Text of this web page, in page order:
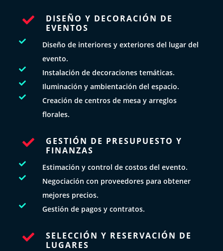

DISEÑO Y DECORACIÓN DE
EVENTOS

Diseño de interiores y exteriores del lugar del
evento.
 Instalación de decoraciones temáticas.
 Iluminación y ambientación del espacio.

Creación de centros de mesa y arreglos
florales.

GESTIÓN DE PRESUPUESTO Y
FINANZAS
 Estimación y control de costos del evento.

Negociación con proveedores para obtener
mejores precios.
 Gestión de pagos y contratos.

SELECCIÓN Y RESERVACIÓN DE
LUGARES